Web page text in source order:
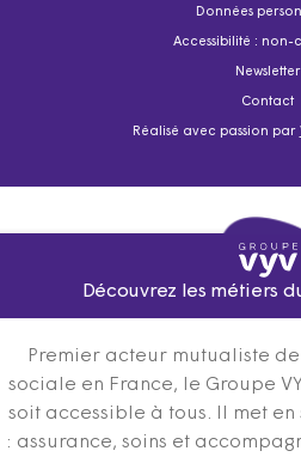
Données
Accessibilité :
Newsletter
Contact
Réalisé avec passion par
Découvrez les métiers
Premier acteur mutualiste
sociale en France, le Groupe
soit accessible à tous. Il met en
: assurance, soins et